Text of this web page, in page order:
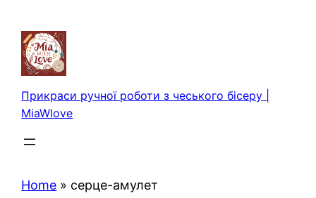
вмісту
Прикраси ручної роботи з чеського бісеру |
MiaWlove
Home » серце-амулет